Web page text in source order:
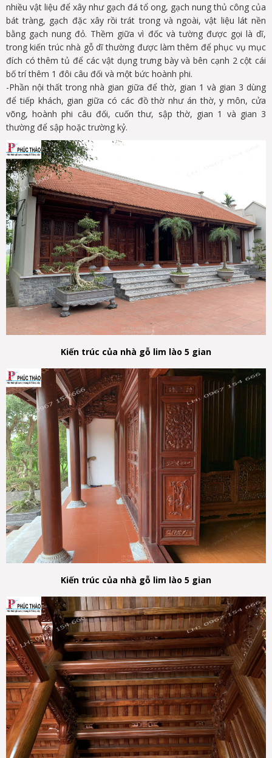
nhiều vật liệu để xây như gạch đá tổ ong, gạch nung thủ công của
bát tràng, gạch đặc xây rồi trát trong và ngoài, vật liệu lát nền
bằng gạch nung đỏ. Thềm giữa vì đốc và tường được gọi là dĩ,
trong kiến trúc nhà gỗ dĩ thường được làm thêm để phục vụ mục
đích có thêm tủ để các vật dụng trưng bày và bên cạnh 2 cột cái
bố trí thêm 1 đôi câu đối và một bức hoành phi.
-Phần nội thất trong nhà gian giữa để thờ, gian 1 và gian 3 dùng
để tiếp khách, gian giữa có các đồ thờ như án thờ, y môn, cửa
võng, hoành phi câu đối, cuốn thư, sập thờ, gian 1 và gian 3
thường để sập hoặc trường kỷ.
Kiến trúc của nhà gỗ lim lào 5 gian
Kiến trúc của nhà gỗ lim lào 5 gian